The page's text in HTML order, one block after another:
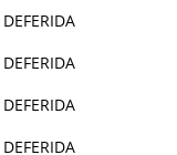
DEFERIDA
DEFERIDA
DEFERIDA
DEFERIDA